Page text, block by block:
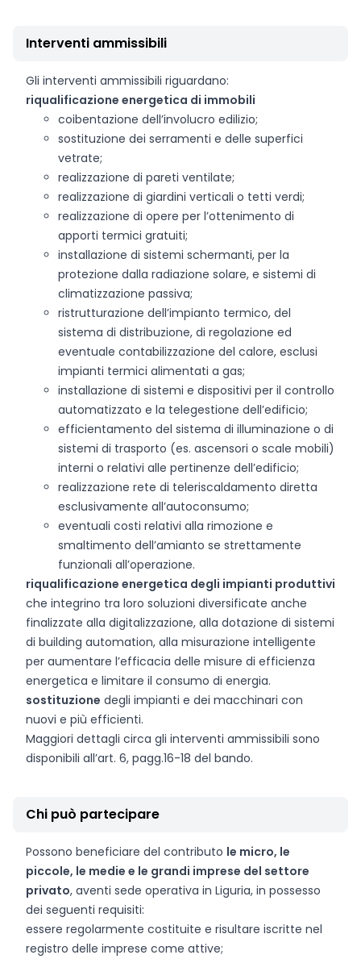
Interventi ammissibili
Gli interventi ammissibili riguardano:
riqualificazione energetica di immobili
coibentazione dell’involucro edilizio;
sostituzione dei serramenti e delle superfici
vetrate;
realizzazione di pareti ventilate;
realizzazione di giardini verticali o tetti verdi;
realizzazione di opere per l’ottenimento di
apporti termici gratuiti;
installazione di sistemi schermanti, per la
protezione dalla radiazione solare, e sistemi di
climatizzazione passiva;
ristrutturazione dell’impianto termico, del
sistema di distribuzione, di regolazione ed
eventuale contabilizzazione del calore, esclusi
impianti termici alimentati a gas;
installazione di sistemi e dispositivi per il controllo
automatizzato e la telegestione dell’edificio;
efficientamento del sistema di illuminazione o di
sistemi di trasporto (es. ascensori o scale mobili)
interni o relativi alle pertinenze dell’edificio;
realizzazione rete di teleriscaldamento diretta
esclusivamente all’autoconsumo;
eventuali costi relativi alla rimozione e
smaltimento dell’amianto se strettamente
funzionali all’operazione.
riqualificazione energetica degli impianti produttivi
che integrino tra loro soluzioni diversificate anche
finalizzate alla digitalizzazione, alla dotazione di sistemi
di building automation, alla misurazione intelligente
per aumentare l’efficacia delle misure di efficienza
energetica e limitare il consumo di energia.
sostituzione degli impianti e dei macchinari con
nuovi e più efficienti.
Maggiori dettagli circa gli interventi ammissibili sono
disponibili all’art. 6, pagg.16-18 del bando.
Chi può partecipare
Possono beneficiare del contributo le micro, le
piccole, le medie e le grandi imprese del settore
privato, aventi sede operativa in Liguria, in possesso
dei seguenti requisiti:
essere regolarmente costituite e risultare iscritte nel
registro delle imprese come attive;